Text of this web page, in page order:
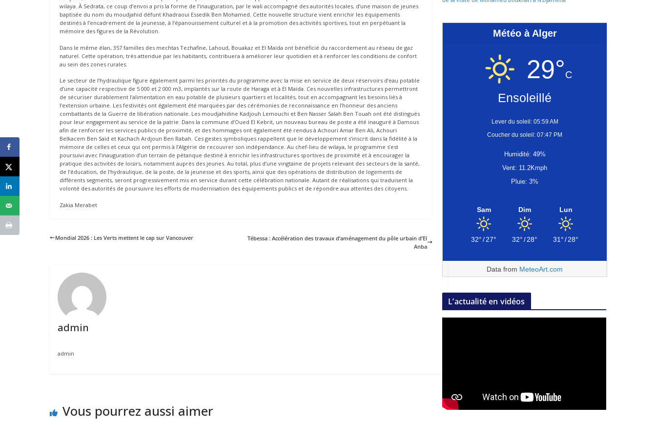
wilaya. À Sedrata, ce coup d’envoi a pris la forme de l’inauguration, par le wali accompagné des autorités locales, d’une maison de jeunes
baptisée du nom du moudjahid défunt Khadraoui Essedik Ben Mohamed. Cette nouvelle structure vient enrichir les équipements
destinés à l’encadrement de la jeunesse, à l’épanouissement culturel et à la promotion des activités sportives, tout en perpétuant la
mémoire des figures de la Révolution.
Dans le même élan, 357 familles des mechtas Tezhafine, Lahoud, Bouakaz et El Maïda ont bénéficié du raccordement au réseau de gaz
naturel. Cette opération, très attendue par les habitants, contribuera à améliorer leur quotidien et à renforcer les conditions de confort
au sein des zones rurales.
Le secteur de l’hydraulique figure également parmi les priorités du programme avec la mise en service de deux réservoirs d’eau potable
d’une capacité respective de 5 000 et 2 000 m3, implantés sur la route de Haraga et à El Maïda. Ces nouvelles infrastructures permettront
de sécuriser durablement l’alimentation en eau potable de plusieurs quartiers et localités, tout en accompagnant les besoins liés à
l’extension urbaine. Les festivités ont également été marquées par des cérémonies de reconnaissance en l’honneur des anciens
combattants de la Guerre de libération nationale. Les moudjahidine Kadjouh Lemouchi et Ben Nasser Salah Ben Touah ont été distingués
pour leur engagement au service de la patrie. Dans la commune d’Oued El Kebrit, un nouveau bureau de poste a été inauguré à Damous
afin de renforcer les services publics de proximité, et des hommages ont également été rendus à Achouri Amar Ben Ali, Achouri
Belkacem Ben Saïd et Kachach Ardjoun Ben Rabah. Ces gestes symboliques rappellent que le développement s’inscrit dans la fidélité à la
mémoire de celles et ceux qui ont permis à l’Algérie de recouvrer son indépendance. Au chef-lieu de wilaya, le programme s’est
poursuivi avec l’inauguration d’un terrain de pétanque destiné à enrichir les infrastructures sportives de proximité et à encourager la
pratique des activités de loisirs, notamment auprès des jeunes. Au total, plus d’une vingtaine de projets relevant des secteurs de la santé,
de l’éducation, de l’hydraulique, de la poste, de la jeunesse et des sports, ainsi que des opérations de distribution de logements de
différents segments, seront progressivement mis en service durant cette célébration nationale. Autant de réalisations qui traduisent la
volonté des autorités de poursuivre les efforts de modernisation des équipements publics et de répondre aux attentes des citoyens.
Zakia Merabet
Mondial 2026 : Les Verts mettent le cap sur Vancouver
Tébessa : Accélération des travaux d’aménagement du pôle urbain d’El
Anba
admin
admin
Vous pourrez aussi aimer
Météo à Alger
29°C
Ensoleillé
Lever du soleil: 05:59 AM
Coucher du soleil: 07:47 PM
Humidité: 49%
Vent: 11.2Kmph
Pluie: 3%
Sam
32°/27°
Dim
32°/28°
Lun
31°/28°
Data from MeteoArt.com
L’actualité en vidéos